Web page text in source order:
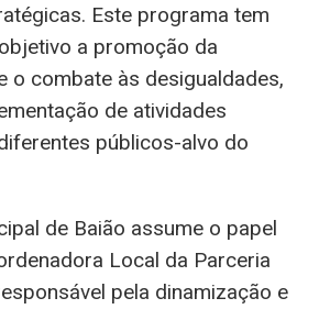
Este programa tem
a promoção da
o combate às desigualdades,
de atividades
públicos-alvo do
de Baião assume o papel
Local da Parceria
pela dinamização e